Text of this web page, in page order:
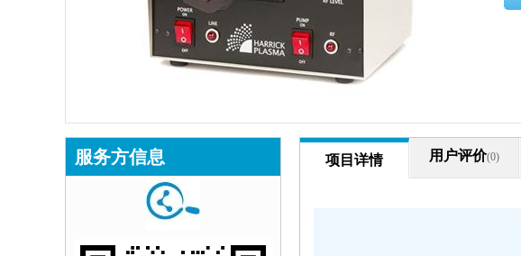
项目详情 用户评价(0)
服务方信息